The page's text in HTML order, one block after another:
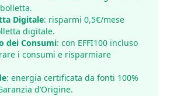
Digitale: risparmi 0,5€/mese
digitale.
dei Consumi: con EFFI100 incluso
i consumi e risparmiare
: energia certificata da fonti 100%
d’Origine.